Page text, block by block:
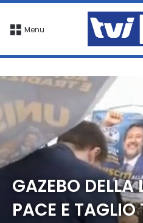
Menu
GAZEBO DELLA
PACE E TAGLIO